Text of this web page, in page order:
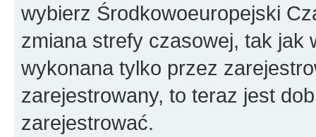
wybierz Środkowoeuropejski
zmiana strefy czasowej, tak jak
wykonana tylko przez
zarejestrowany, to teraz jest
zarejestrować.